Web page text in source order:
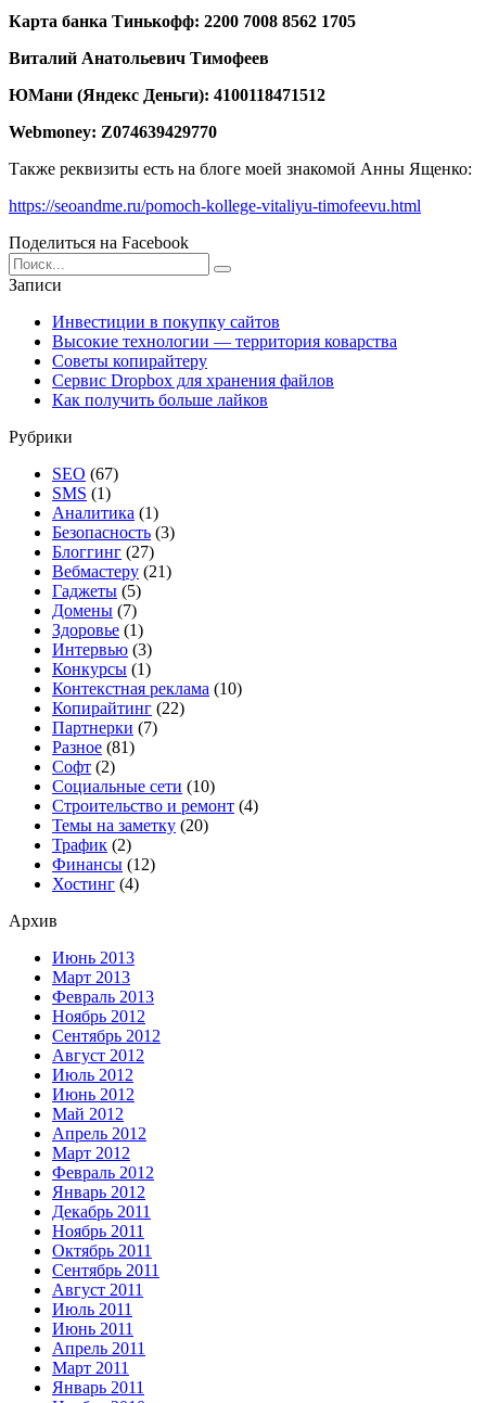
Карта банка Тинькофф: 2200 7008 8562 1705
Виталий Анатольевич Тимофеев
ЮМани (Яндекс Деньги): 4100118471512
Webmoney: Z074639429770
Также реквизиты есть на блоге моей знакомой Анны Ященко:
https://seoandme.ru/pomoch-kollege-vitaliyu-timofeevu.html
Поделиться на Facebook
Search
for:
Записи
Инвестиции в покупку сайтов
Высокие технологии — территория коварства
Советы копирайтеру
Сервис Dropbox для хранения файлов
Как получить больше лайков
Рубрики
SEO (67)
SMS (1)
Аналитика (1)
Безопасность (3)
Блоггинг (27)
Вебмастеру (21)
Гаджеты (5)
Домены (7)
Здоровье (1)
Интервью (3)
Конкурсы (1)
Контекстная реклама (10)
Копирайтинг (22)
Партнерки (7)
Разное (81)
Софт (2)
Социальные сети (10)
Строительство и ремонт (4)
Темы на заметку (20)
Трафик (2)
Финансы (12)
Хостинг (4)
Архив
Июнь 2013
Март 2013
Февраль 2013
Ноябрь 2012
Сентябрь 2012
Август 2012
Июль 2012
Июнь 2012
Май 2012
Апрель 2012
Март 2012
Февраль 2012
Январь 2012
Декабрь 2011
Ноябрь 2011
Октябрь 2011
Сентябрь 2011
Август 2011
Июль 2011
Июнь 2011
Апрель 2011
Март 2011
Январь 2011